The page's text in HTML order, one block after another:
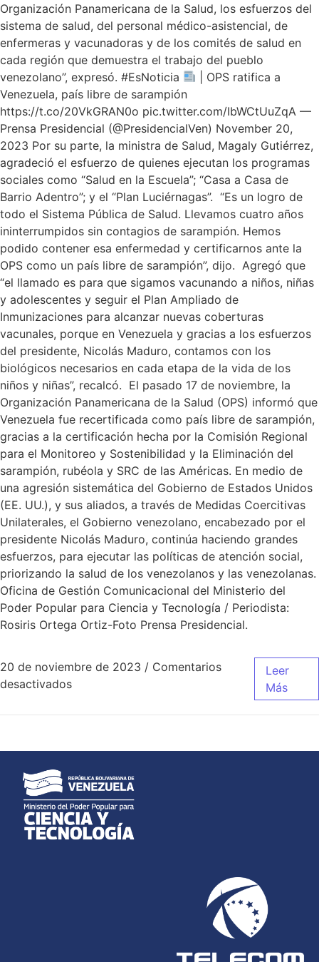
Organización Panamericana de la Salud, los esfuerzos del
sistema de salud, del personal médico-asistencial, de
enfermeras y vacunadoras y de los comités de salud en
cada región que demuestra el trabajo del pueblo
venezolano”, expresó. #EsNoticia
| OPS ratifica a
Venezuela, país libre de sarampión
https://t.co/20VkGRAN0o pic.twitter.com/IbWCtUuZqA —
Prensa Presidencial (@PresidencialVen) November 20,
2023 Por su parte, la ministra de Salud, Magaly Gutiérrez,
agradeció el esfuerzo de quienes ejecutan los programas
sociales como “Salud en la Escuela”; “Casa a Casa de
Barrio Adentro”; y el “Plan Luciérnagas”. “Es un logro de
todo el Sistema Pública de Salud. Llevamos cuatro años
ininterrumpidos sin contagios de sarampión. Hemos
podido contener esa enfermedad y certificarnos ante la
OPS como un país libre de sarampión”, dijo. Agregó que
“el llamado es para que sigamos vacunando a niños, niñas
y adolescentes y seguir el Plan Ampliado de
Inmunizaciones para alcanzar nuevas coberturas
vacunales, porque en Venezuela y gracias a los esfuerzos
del presidente, Nicolás Maduro, contamos con los
biológicos necesarios en cada etapa de la vida de los
niños y niñas”, recalcó. El pasado 17 de noviembre, la
Organización Panamericana de la Salud (OPS) informó que
Venezuela fue recertificada como país libre de sarampión,
gracias a la certificación hecha por la Comisión Regional
para el Monitoreo y Sostenibilidad y la Eliminación del
sarampión, rubéola y SRC de las Américas. En medio de
una agresión sistemática del Gobierno de Estados Unidos
(EE. UU.), y sus aliados, a través de Medidas Coercitivas
Unilaterales, el Gobierno venezolano, encabezado por el
presidente Nicolás Maduro, continúa haciendo grandes
esfuerzos, para ejecutar las políticas de atención social,
priorizando la salud de los venezolanos y las venezolanas.
Oficina de Gestión Comunicacional del Ministerio del
Poder Popular para Ciencia y Tecnología / Periodista:
Rosiris Ortega Ortiz-Foto Prensa Presidencial.
20 de noviembre de 2023 / Comentarios
desactivados
Leer
Más